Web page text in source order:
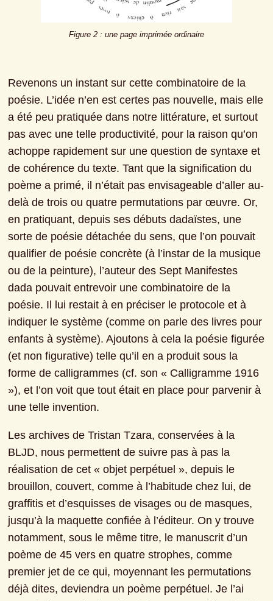
Figure 2 : une page imprimée ordinaire
Revenons un instant sur cette combinatoire de la
poésie. L’idée n’en est certes pas nouvelle, mais elle
a été peu pratiquée dans notre littérature, et surtout
pas avec une telle productivité, pour la raison qu’on
achoppe rapidement sur une question de syntaxe et
de cohérence du texte. Tant que la signification du
poème a primé, il n’était pas envisageable d’aller au-
delà de trois ou quatre permutations par œuvre. Or,
en pratiquant, depuis ses débuts dadaïstes, une
sorte de poésie détachée du sens, que l’on pouvait
qualifier de poésie concrète (à l’instar de la musique
ou de la peinture), l’auteur des Sept Manifestes
dada pouvait entrevoir une combinatoire de la
poésie. Il lui restait à en préciser le protocole et à
indiquer le système (comme on parle des livres pour
enfants à système). Ajoutons à cela la poésie figurée
(et non figurative) telle qu’il en a produit sous la
forme de calligrammes (cf. son « Calligramme 1916
»), et l’on voit que tout était en place pour parvenir à
une telle invention.
Les archives de Tristan Tzara, conservées à la
BLJD, nous permettent de suivre pas à pas la
réalisation de cet « objet perpétuel », depuis le
brouillon, couvert, comme à l’habitude chez lui, de
graffitis et d’esquisses de visages ou de masques,
jusqu’à la maquette confiée à l’éditeur. On y trouve
notamment, sous le même titre, le manuscrit d’un
poème de 45 vers en quatre strophes, comme
premier jet de ce qui, moyennant les permutations
déjà dites, deviendra un poème perpétuel. Je l’ai